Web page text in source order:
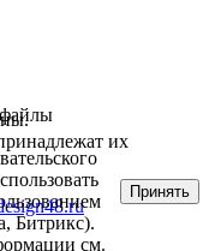
их
Битрикс).
см.
Принять